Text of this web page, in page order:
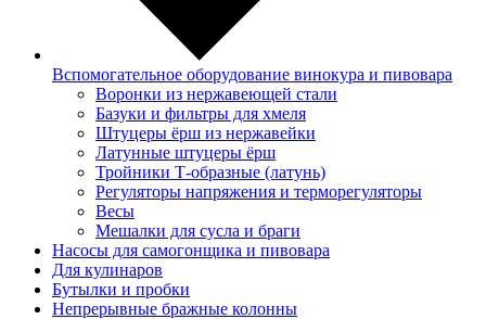
Вспомогательное оборудование винокура и пивовара
Воронки из нержавеющей стали
Базуки и фильтры для хмеля
Штуцеры ёрш из нержавейки
Латунные штуцеры ёрш
Тройники Т-образные (латунь)
Регуляторы напряжения и терморегуляторы
Весы
Мешалки для сусла и браги
Насосы для самогонщика и пивовара
Для кулинаров
Бутылки и пробки
Непрерывные бражные колонны